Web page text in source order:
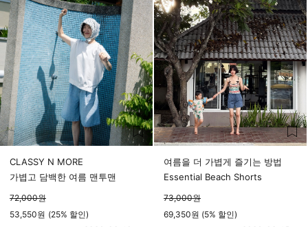
CLASSY N MORE
가볍고 담백한 여름 맨투맨
72,000원
53,550원 (25% 할인)
여름을 더 가볍게 즐기는 방법
Essential Beach Shorts
73,000원
69,350원 (5% 할인)